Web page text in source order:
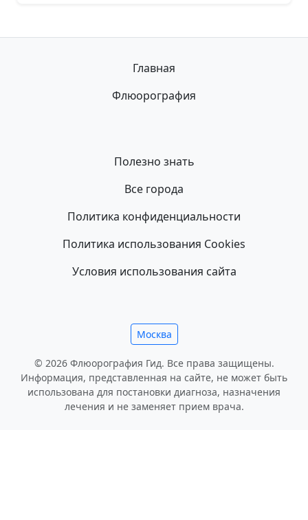
Главная
Флюорография
Полезно знать
Все города
Политика конфиденциальности
Политика использования Cookies
Условия использования сайта
Москва
© 2026 Флюорография Гид. Все права защищены.
Информация, представленная на сайте, не может быть
использована для постановки диагноза, назначения
лечения и не заменяет прием врача.